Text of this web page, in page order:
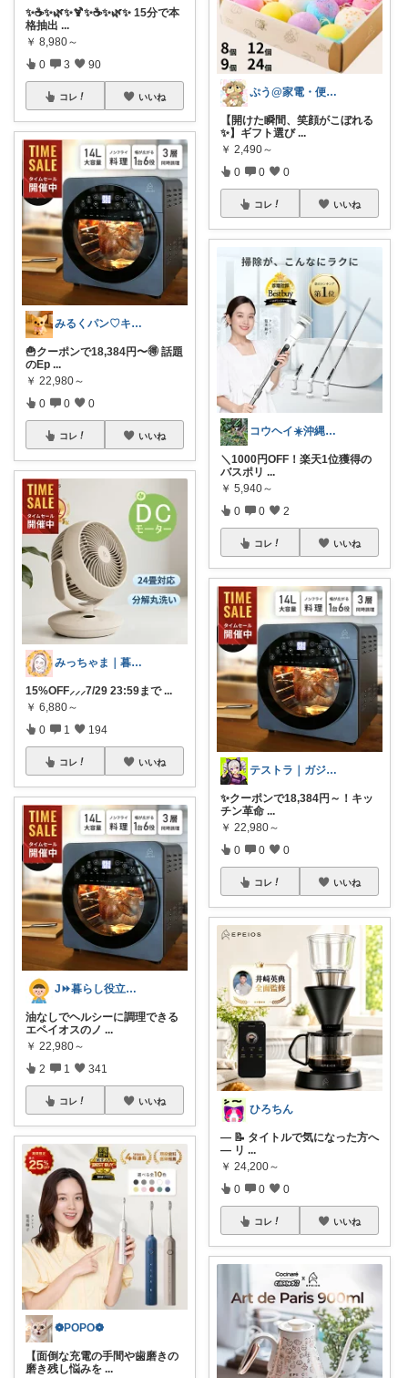
​✨☕✨🌿✨🍹✨☕✨🌿✨ 15分で本
格抽出 ...
￥ 8,980～
0 3 90
コレ いいね
みるくパン♡キッチンルーム
🍟クーポンで18,384円〜🉐 話題
のEp ...
￥ 22,980～
0 0 0
コレ いいね
みっちゃま｜暮らし整うお買い物🌿
15%OFF⸝⸝⸝7/29 23:59まで ...
￥ 6,880～
0 1 194
コレ いいね
J⏩暮らし役立つアイテム&防災備蓄
油なしでヘルシーに調理できる
エペイオスのノ ...
￥ 22,980～
2 1 341
コレ いいね
❁POPO❁
【面倒な充電の手間や歯磨きの
磨き残し悩みを ...
ぷう@家電・便利グッズ・美味しいもの
【開けた瞬間、笑顔がこぼれる
✨】ギフト選び ...
￥ 2,490～
0 0 0
コレ いいね
​コウヘイ☀️沖縄離島で「これ使える」
＼1000円OFF！楽天1位獲得の
バスポリ ...
￥ 5,940～
0 0 2
コレ いいね
テストラ｜ガジェット・家電
✨クーポンで18,384円～！キッ
チン革命 ...
￥ 22,980～
0 0 0
コレ いいね
ひろちん
— 📝 タイトルで気になった方へ
— リ ...
￥ 24,200～
0 0 0
コレ いいね